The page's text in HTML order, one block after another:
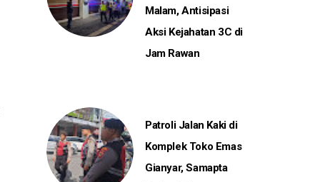
Malam, Antisipasi
Aksi Kejahatan 3C di
Jam Rawan
Patroli Jalan Kaki di
Komplek Toko Emas
Gianyar, Samapta